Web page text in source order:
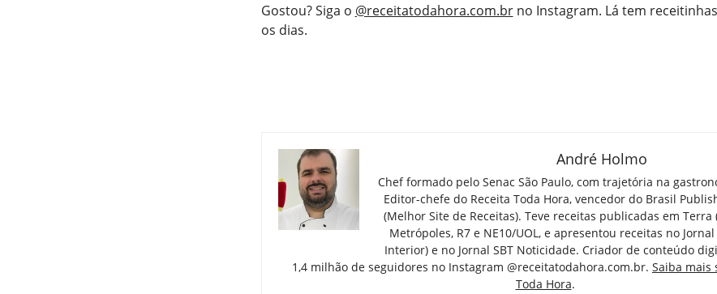
Gostou? Siga o @receitatodahora.com.brno Instagram. Lá tem
os dias.
André Holmo
Chef formado pelo Senac São Paulo, com trajetória na
Editor-chefe do Receita Toda Hora, vencedor do Brasil
(Melhor Site de Receitas). Teve receitas publicadas em Terra
Metrópoles, R7 e NE10/UOL, e apresentou receitas no Jornal
Interior) e no Jornal SBT Noticidade. Criador de conteúdo
1,4 milhão de seguidores no Instagram @receitatodahora.com.br. Saiba mais
Toda Hora.